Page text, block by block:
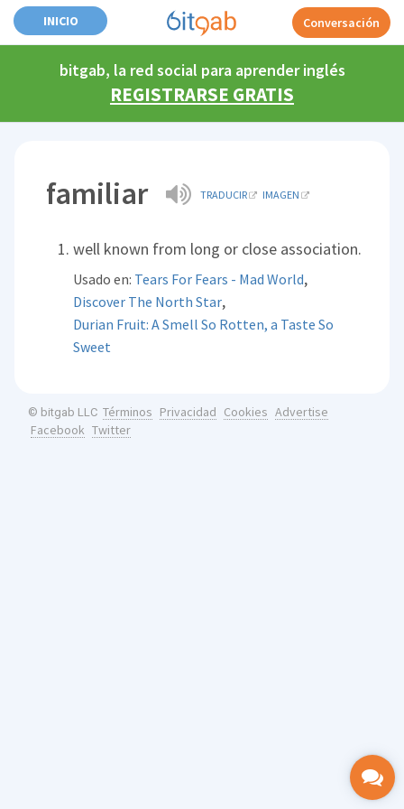
INICIO Conversación
bitgab, la red social para aprender inglés
REGISTRARSE GRATIS
familiar TRADUCIR IMAGEN
well known from long or close association.
Usado en: Tears For Fears - Mad World,
Discover The North Star,
Durian Fruit: A Smell So Rotten, a Taste So
Sweet
© bitgab LLC Términos Privacidad Cookies Advertise
Facebook Twitter